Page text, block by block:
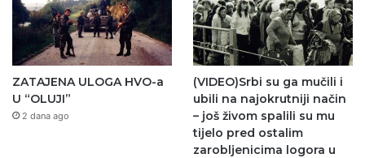
ZATAJENA ULOGA HVO-a
U “OLUJI”
2 dana ago
(VIDEO)Srbi su ga mučili i
ubili na najokrutniji način
– još živom spalili su mu
tijelo pred ostalim
zarobljenicima logora u